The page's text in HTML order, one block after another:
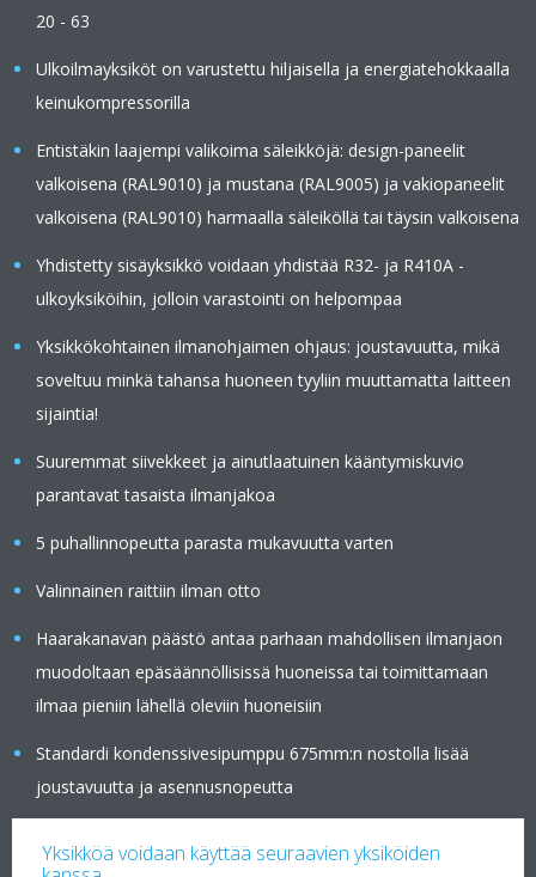
20 - 63
Ulkoilmayksiköt on varustettu hiljaisella ja energiatehokkaalla
keinukompressorilla
Entistäkin laajempi valikoima säleikköjä: design-paneelit
valkoisena (RAL9010) ja mustana (RAL9005) ja vakiopaneelit
valkoisena (RAL9010) harmaalla säleiköllä tai täysin valkoisena
Yhdistetty sisäyksikkö voidaan yhdistää R32- ja R410A -
ulkoyksiköihin, jolloin varastointi on helpompaa
Yksikkökohtainen ilmanohjaimen ohjaus: joustavuutta, mikä
soveltuu minkä tahansa huoneen tyyliin muuttamatta laitteen
sijaintia!
Suuremmat siivekkeet ja ainutlaatuinen kääntymiskuvio
parantavat tasaista ilmanjakoa
5 puhallinnopeutta parasta mukavuutta varten
Valinnainen raittiin ilman otto
Haarakanavan päästö antaa parhaan mahdollisen ilmanjaon
muodoltaan epäsäännöllisissä huoneissa tai toimittamaan
ilmaa pieniin lähellä oleviin huoneisiin
Standardi kondenssivesipumppu 675mm:n nostolla lisää
joustavuutta ja asennusnopeutta
Yksikköä voidaan käyttää seuraavien yksiköiden